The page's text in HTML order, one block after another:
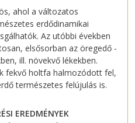
ahol a változatos
erdődinamikai
Az utóbbi években
elsősorban az öregedő -
ill. növekvő lékekben.
fekvő holtfa halmozódott fel,
természetes felújulás is.
EREDMÉNYEK